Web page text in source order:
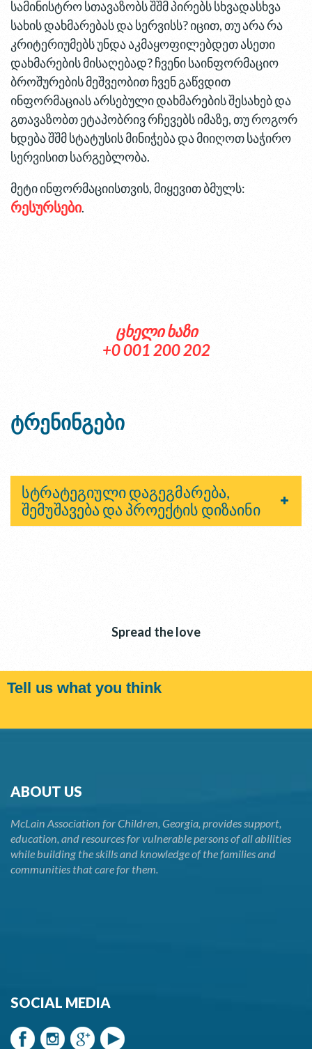
სამინისტრო სთავაზობს შშმ პირებს სხვადასხვა
სახის დახმარებას და სერვისს? იცით, თუ არა რა
კრიტერიუმებს უნდა აკმაყოფილებდეთ ასეთი
დახმარების მისაღებად? ჩვენი საინფორმაციო
ბროშურების მეშვეობით ჩვენ გაწვდით
ინფორმაციას არსებული დახმარების შესახებ და
გთავაზობთ ეტაპობრივ რჩევებს იმაზე, თუ როგორ
ხდება შშმ სტატუსის მინიჭება და მიიღოთ საჭირო
სერვისით სარგებლობა.
მეტი ინფორმაციისთვის, მიყევით ბმულს:
რესურსები.
ცხელი ხაზი
+0 001 200 202
ტრენინგები
სტრატეგიული დაგეგმარება,
შემუშავება და პროექტის დიზაინი
Spread the love
Tell us what you think
ABOUT US
McLain Association for Children, Georgia, provides support,
education, and resources for vulnerable persons of all abilities
while building the skills and knowledge of the families and
communities that care for them.
SOCIAL MEDIA